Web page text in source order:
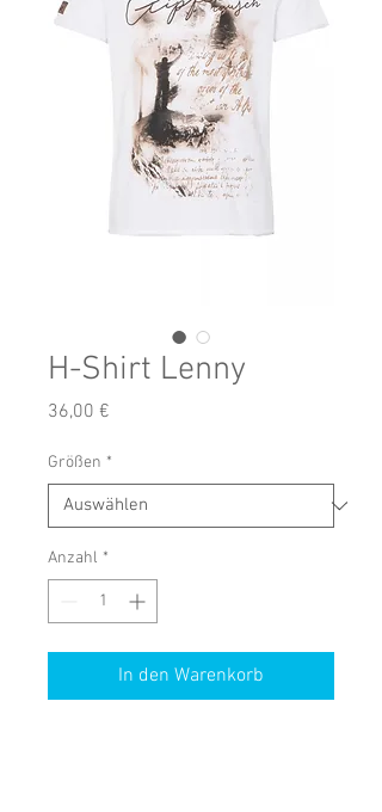
H-Shirt Lenny
36,00 €
Größen *
Anzahl *
In den Warenkorb